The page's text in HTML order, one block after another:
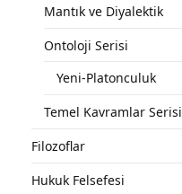
Mantık ve Diyalektik
Ontoloji Serisi
Yeni-Platonculuk
Temel Kavramlar Serisi
Filozoflar
Hukuk Felsefesi